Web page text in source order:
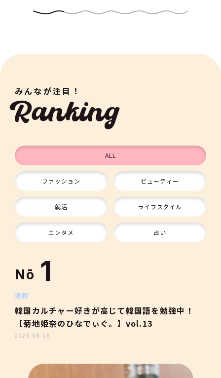
みんなが注目！
Ranking
ALL
ファッション ビューティー
就活 ライフスタイル
エンタメ 占い
Nō
9
10
1
2
3
4
連載
韓国カルチャー好きが高じて韓国語を勉強中！
【菊地姫奈のひなでぃぐ。】vol.13
2026.08.06